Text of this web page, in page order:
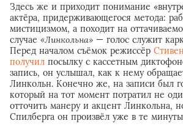
Здесь же и приходит понимание
актёра, придерживающегося метода:
мистицизмом, а походит на
случае «Линкольна» — голос служит
Перед началом съёмок режиссёр
получил посылку с кассетным
запись, он услышал, как к нему
Линкольн. Конечно же, на записи был
который на тот момент потратил не
отточить манеру и акцент Линкольна,
Спилберга он произвёл уже в те